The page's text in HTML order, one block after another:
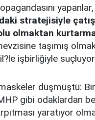
stratejisiyle
olmaktan
taşımış
işbirliğiyle
düşmüştü:
gibi odaklardan
yaratıyor